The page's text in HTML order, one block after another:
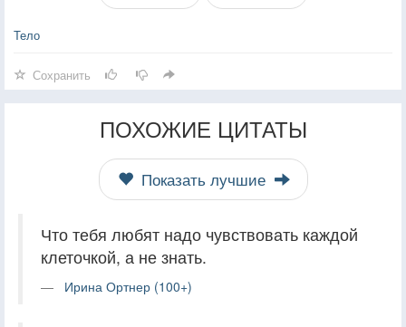
Тело
Сохранить
ПОХОЖИЕ ЦИТАТЫ
Показать лучшие
Что тебя любят надо чувствовать каждой
клеточкой, а не знать.
Ирина Ортнер (100+)